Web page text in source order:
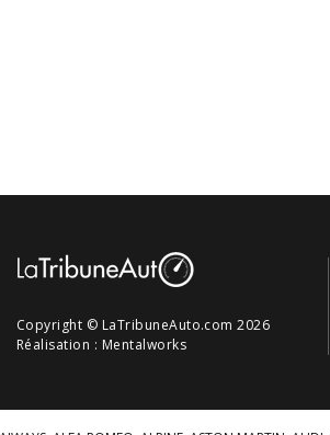
Copyright © LaTribuneAuto.com 2026
Réalisation : Mentalworks